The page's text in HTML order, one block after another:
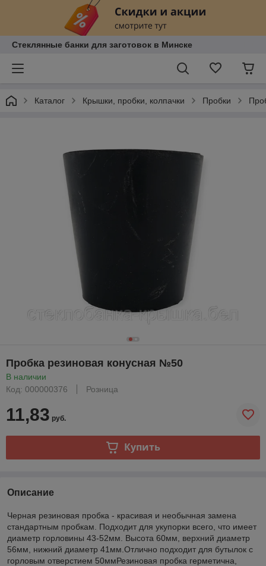
Стеклянные банки для заготовок в Минске
Каталог Крышки, пробки, колпачки Пробки
Пробка резиновая конусная №50
В наличии
Код: 000000376
Розница
11,83 руб.
Купить
Описание
Черная резиновая пробка - красивая и необычная замена
стандартным пробкам. Подходит для укупорки всего, что имеет
диаметр горловины 43-52мм. Высота 60мм, верхний диаметр
56мм, нижний диаметр 41мм.Отлично подходит для бутылок с
горловым отверстием 50ммРезиновая пробка герметична,